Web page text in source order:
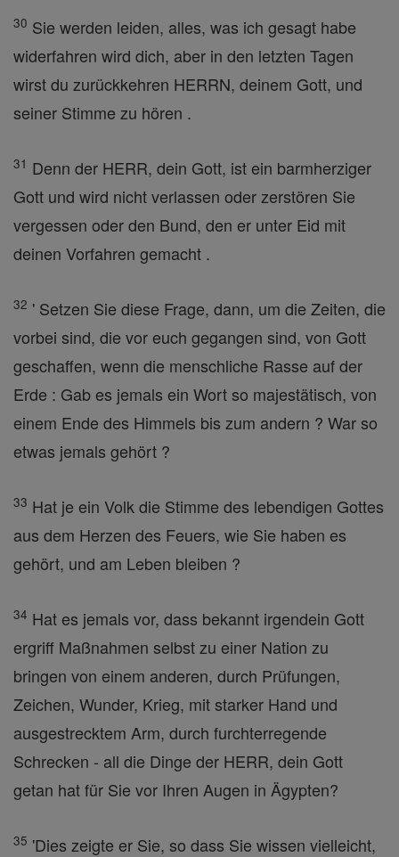
30 Sie werden leiden, alles, was ich gesagt habe
widerfahren wird dich, aber in den letzten Tagen
wirst du zurückkehren HERRN, deinem Gott, und
seiner Stimme zu hören .
31 Denn der HERR, dein Gott, ist ein barmherziger
Gott und wird nicht verlassen oder zerstören Sie
vergessen oder den Bund, den er unter Eid mit
deinen Vorfahren gemacht .
32 ' Setzen Sie diese Frage, dann, um die Zeiten, die
vorbei sind, die vor euch gegangen sind, von Gott
geschaffen, wenn die menschliche Rasse auf der
Erde : Gab es jemals ein Wort so majestätisch, von
einem Ende des Himmels bis zum andern ? War so
etwas jemals gehört ?
33 Hat je ein Volk die Stimme des lebendigen Gottes
aus dem Herzen des Feuers, wie Sie haben es
gehört, und am Leben bleiben ?
34 Hat es jemals vor, dass bekannt irgendein Gott
ergriff Maßnahmen selbst zu einer Nation zu
bringen von einem anderen, durch Prüfungen,
Zeichen, Wunder, Krieg, mit starker Hand und
ausgestrecktem Arm, durch furchterregende
Schrecken - all die Dinge der HERR, dein Gott
getan hat für Sie vor Ihren Augen in Ägypten?
35 'Dies zeigte er Sie, so dass Sie wissen vielleicht,